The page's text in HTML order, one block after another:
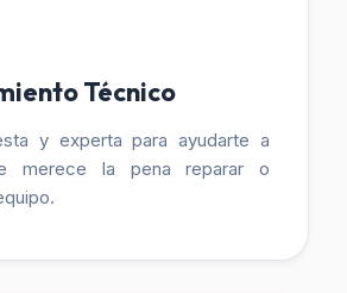
Técnico
y experta para ayudarte a
merece la pena reparar o